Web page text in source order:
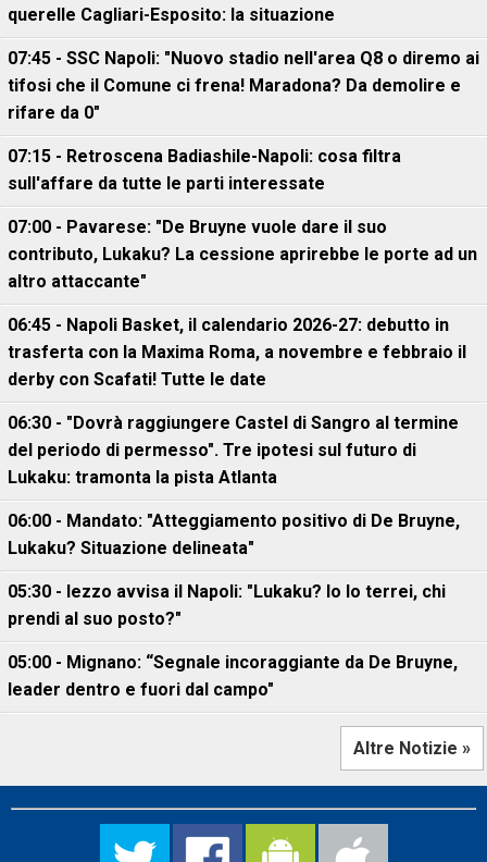
querelle Cagliari-Esposito: la situazione
07:45 - SSC Napoli: "Nuovo stadio nell'area Q8 o diremo ai
tifosi che il Comune ci frena! Maradona? Da demolire e
rifare da 0"
07:15 - Retroscena Badiashile-Napoli: cosa filtra
sull'affare da tutte le parti interessate
07:00 - Pavarese: "De Bruyne vuole dare il suo
contributo, Lukaku? La cessione aprirebbe le porte ad un
altro attaccante"
06:45 - Napoli Basket, il calendario 2026-27: debutto in
trasferta con la Maxima Roma, a novembre e febbraio il
derby con Scafati! Tutte le date
06:30 - "Dovrà raggiungere Castel di Sangro al termine
del periodo di permesso". Tre ipotesi sul futuro di
Lukaku: tramonta la pista Atlanta
06:00 - Mandato: "Atteggiamento positivo di De Bruyne,
Lukaku? Situazione delineata"
05:30 - Iezzo avvisa il Napoli: "Lukaku? Io lo terrei, chi
prendi al suo posto?"
05:00 - Mignano: “Segnale incoraggiante da De Bruyne,
leader dentro e fuori dal campo"
Altre Notizie »